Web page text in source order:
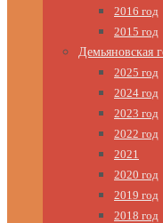
2016 год
2015 год
Демьяновская
2025 год
2024 год
2023 год
2022 год
2021
2020 год
2019 год
2018 год